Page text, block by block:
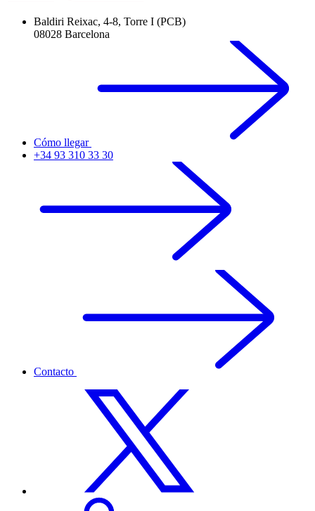
Baldiri Reixac, 4-8, Torre I (PCB)
08028 Barcelona
Cómo llegar
+34 93 310 33 30
Contacto